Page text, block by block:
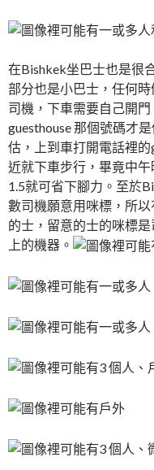
在Bishkek坐巴士也是很
部分也是小巴士，任何
司機，下車需要自己開
guesthouse 那個號碼才
估，上到車打開電話裡
近就下車步行，畢竟中
1.5就可省下腳力。至於
數司機願意用咪標，所
的士，留意的士的咪標
上的機器。